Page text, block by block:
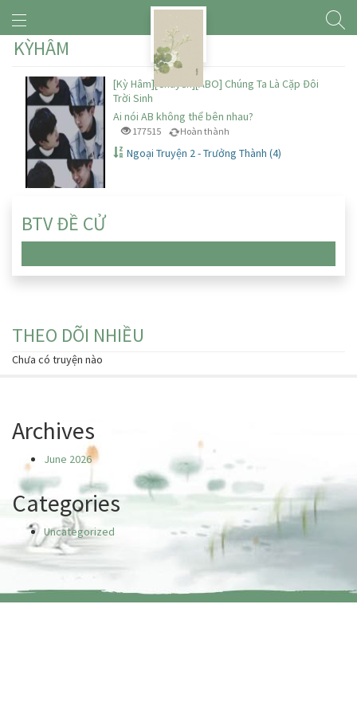
KỲHÂM
[Kỳ Hâm][Chuyển][ABO] Chúng Ta Là Cặp Đôi
Trời Sinh
Ai nói AB không thể bên nhau?
177515 Hoàn thành
Ngoại Truyện 2 - Trưởng Thành (4)
BTV ĐỀ CỬ
THEO DÕI NHIỀU
Chưa có truyện nào
Archives
June 2026
Categories
Uncategorized